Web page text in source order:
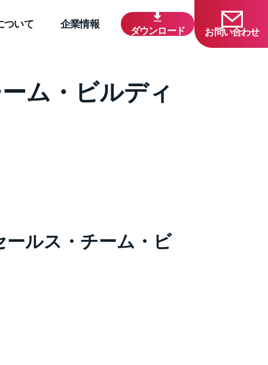
ついて 企業情報
ダウンロード お問い合わせ
ム・ビルディ
ールス・チーム・ビ